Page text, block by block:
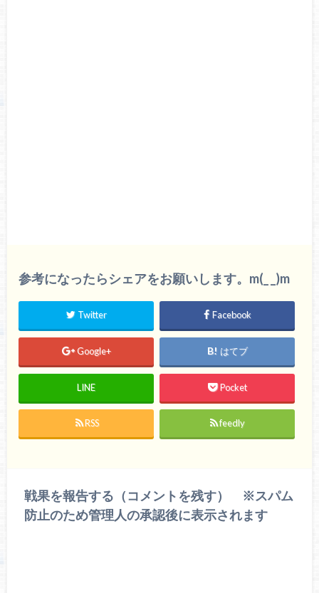
参考になったらシェアをお願いします。m(_ _)m
Twitter Facebook
Google+ はてブ
LINE Pocket
RSS feedly
戦果を報告する（コメントを残す） ※スパム
防止のため管理人の承認後に表示されます